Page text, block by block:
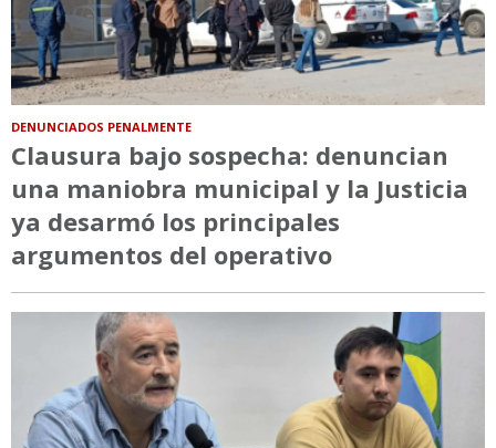
DENUNCIADOS PENALMENTE
Clausura bajo sospecha: denuncian
una maniobra municipal y la Justicia
ya desarmó los principales
argumentos del operativo